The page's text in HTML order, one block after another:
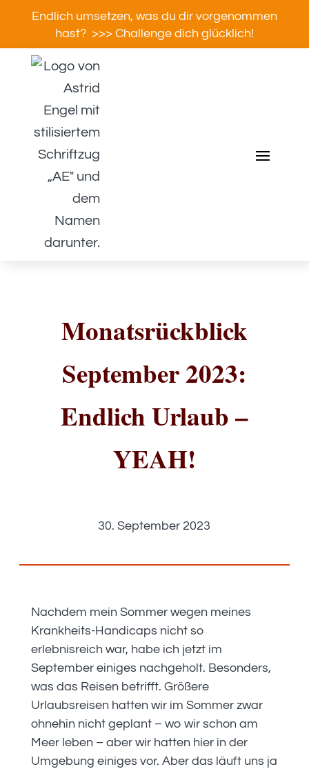
Endlich umsetzen, was du dir vorgenommen
hast? >>> Challenge dich glücklich!
Monatsrückblick
September 2023:
Endlich Urlaub –
YEAH!
30. September 2023
Nachdem mein Sommer wegen meines
Krankheits-Handicaps nicht so
erlebnisreich war, habe ich jetzt im
September einiges nachgeholt. Besonders,
was das Reisen betrifft. Größere
Urlaubsreisen hatten wir im Sommer zwar
ohnehin nicht geplant – wo wir schon am
Meer leben – aber wir hatten hier in der
Umgebung einiges vor. Aber das läuft uns ja